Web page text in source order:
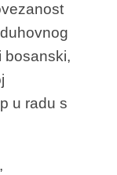
bosanski,
u radu s